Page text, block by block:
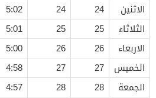
الاثنين
24
24
5:02
الثلاثاء
25
25
5:01
الاربعاء
26
26
5:00
الخميس
27
27
4:58
الجمعة
28
28
4:57